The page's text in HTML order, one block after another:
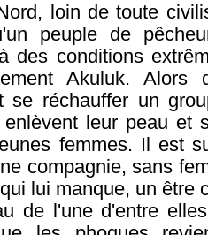
loin de toute
peuple de
des conditions
Akuluk. Alors
se réchauffer un
leur peau et
femmes. Il est
compagnie, sans
lui manque, un être
de l'une d'entre